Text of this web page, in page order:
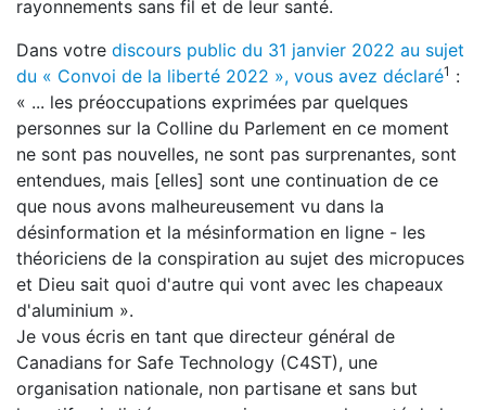
rayonnements sans fil et de leur santé.
Dans votre discours public du 31 janvier 2022 au sujet
du « Convoi de la liberté 2022 », vous avez déclaré1 :
« ... les préoccupations exprimées par quelques
personnes sur la Colline du Parlement en ce moment
ne sont pas nouvelles, ne sont pas surprenantes, sont
entendues, mais [elles] sont une continuation de ce
que nous avons malheureusement vu dans la
désinformation et la mésinformation en ligne - les
théoriciens de la conspiration au sujet des micropuces
et Dieu sait quoi d'autre qui vont avec les chapeaux
d'aluminium ».
Je vous écris en tant que directeur général de
Canadians for Safe Technology (C4ST), une
organisation nationale, non partisane et sans but